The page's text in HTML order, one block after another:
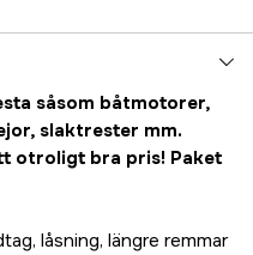
såsom båtmotorer,
slaktrester mm.
otroligt bra pris! Paket
låsning, längre remmar